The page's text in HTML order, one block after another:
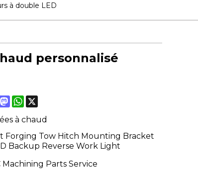
à double LED
personnalisé
Mastodon
WhatsApp
à chaud
Forging Tow Hitch Mounting Bracket
Backup Reverse Work Light
Machining Parts Service